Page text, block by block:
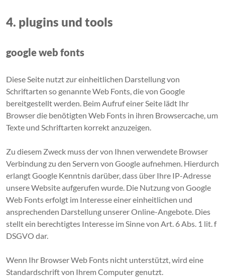
4. plugins und tools
google web fonts
Diese Seite nutzt zur einheitlichen Darstellung von
Schriftarten so genannte Web Fonts, die von Google
bereitgestellt werden. Beim Aufruf einer Seite lädt Ihr
Browser die benötigten Web Fonts in ihren Browsercache, um
Texte und Schriftarten korrekt anzuzeigen.
Zu diesem Zweck muss der von Ihnen verwendete Browser
Verbindung zu den Servern von Google aufnehmen. Hierdurch
erlangt Google Kenntnis darüber, dass über Ihre IP-Adresse
unsere Website aufgerufen wurde. Die Nutzung von Google
Web Fonts erfolgt im Interesse einer einheitlichen und
ansprechenden Darstellung unserer Online-Angebote. Dies
stellt ein berechtigtes Interesse im Sinne von Art. 6 Abs. 1 lit. f
DSGVO dar.
Wenn Ihr Browser Web Fonts nicht unterstützt, wird eine
Standardschrift von Ihrem Computer genutzt.